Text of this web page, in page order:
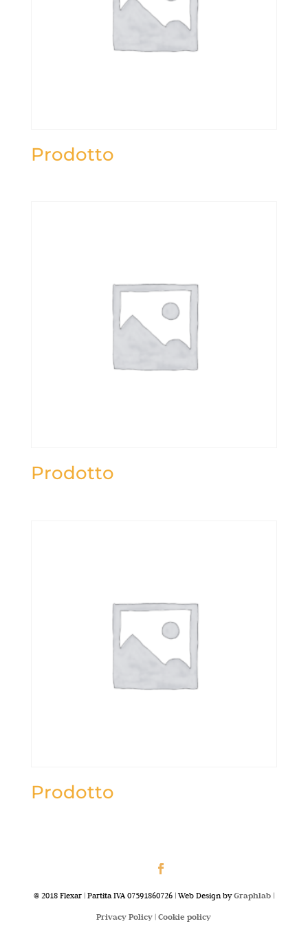
Prodotto
Prodotto
Prodotto
@ 2018 Flexar | Partita IVA 07591860726 | Web Design byGraphlab|
Privacy Policy |Cookie policy